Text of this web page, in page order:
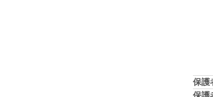
保護